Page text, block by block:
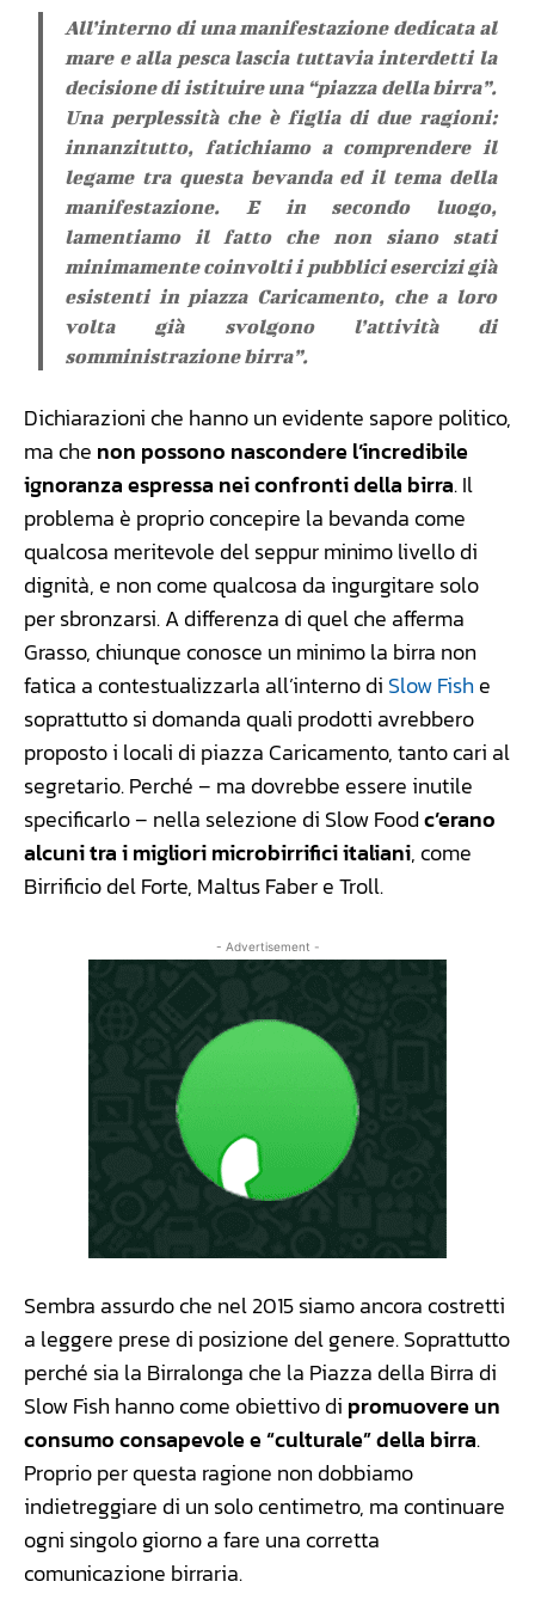
All’interno di una manifestazione dedicata al
mare e alla pesca lascia tuttavia interdetti la
decisione di istituire una “piazza della birra”.
Una perplessità che è figlia di due ragioni:
innanzitutto, fatichiamo a comprendere il
legame tra questa bevanda ed il tema della
manifestazione. E in secondo luogo,
lamentiamo il fatto che non siano stati
minimamente coinvolti i pubblici esercizi già
esistenti in piazza Caricamento, che a loro
volta già svolgono l’attività di
somministrazione birra”.
Dichiarazioni che hanno un evidente sapore politico,
ma che non possono nascondere l’incredibile
ignoranza espressa nei confronti della birra. Il
problema è proprio concepire la bevanda come
qualcosa meritevole del seppur minimo livello di
dignità, e non come qualcosa da ingurgitare solo
per sbronzarsi. A differenza di quel che afferma
Grasso, chiunque conosce un minimo la birra non
fatica a contestualizzarla all’interno di Slow Fishe
soprattutto si domanda quali prodotti avrebbero
proposto i locali di piazza Caricamento, tanto cari al
segretario. Perché – ma dovrebbe essere inutile
specificarlo – nella selezione di Slow Foodc’erano
alcuni tra i migliori microbirrifici italiani, come
Birrificio del Forte, Maltus Faber e Troll.
- Advertisement -
Sembra assurdo che nel 2015 siamo ancora costretti
a leggere prese di posizione del genere. Soprattutto
perché sia la Birralonga che la Piazza della Birra di
Slow Fish hanno come obiettivo di promuovere un
consumo consapevole e “culturale” della birra.
Proprio per questa ragione non dobbiamo
indietreggiare di un solo centimetro, ma continuare
ogni singolo giorno a fare una corretta
comunicazione birraria.